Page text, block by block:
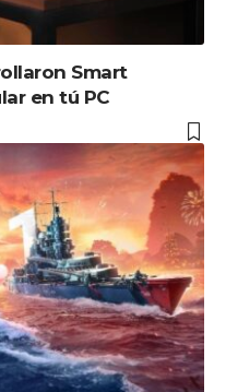
Smart
en tú PC